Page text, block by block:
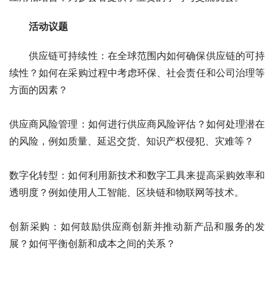
活动议题
供应链可持续性：在全球范围内如何确保供应链的可持
续性？如何在采购过程中考虑环保、社会责任和公司治理等
方面的因素？
供应商风险管理：如何进行供应商风险评估？如何处理潜在
的风险，例如质量、延迟交货、知识产权侵犯、灾难等？
数字化转型：如何利用新技术和数字工具来提高采购效率和
透明度？例如使用人工智能、区块链和物联网等技术。
创新采购：如何鼓励供应商创新并推动新产品和服务的发
展？如何平衡创新和成本之间的关系？